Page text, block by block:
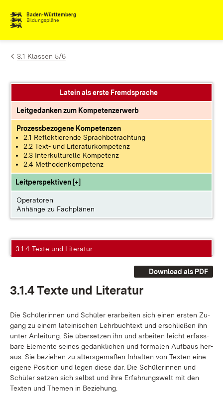
Zum Inhalt springen
Baden-Württemberg
Bildungspläne
3.1 Klassen 5/6
Latein als erste Fremdsprache
Leitgedanken zum Kompetenzerwerb
Prozessbezogene Kompetenzen
2.1 Reflektierende Sprachbetrachtung
2.2 Text- und Literaturkompetenz
2.3 Interkulturelle Kompetenz
2.4 Methodenkompetenz
Leitperspektiven [+]
Operatoren
Anhänge zu Fachplänen
3.1.4 Texte und Literatur
Download als PDF
3.1.4 Tex­te und Li­te­ra­tur
Die Schü­le­rin­nen und Schü­ler er­ar­bei­ten sich ei­nen ers­ten Zu­
gang zu ei­nem la­tei­ni­schen Lehr­buch­text und er­schlie­ßen ihn
un­ter An­lei­tung. Sie über­set­zen ihn und ar­bei­ten leicht er­fass­
ba­re Ele­men­te sei­nes ge­dank­li­chen und for­ma­len Auf­baus her­
aus. Sie be­zie­hen zu al­ters­ge­mä­ßen In­hal­ten von Tex­ten ei­ne
ei­ge­ne Po­si­ti­on und le­gen die­se dar. Die Schü­le­rin­nen und
Schü­ler set­zen sich selbst und ih­re Er­fah­rungs­welt mit den
Tex­ten und The­men in Be­zie­hung.